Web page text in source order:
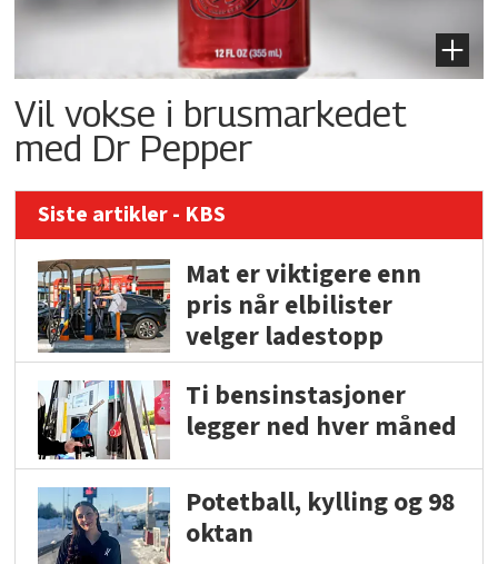
Vil vokse i brusmarkedet
med Dr Pepper
Siste artikler - KBS
Mat er viktigere enn
pris når elbilister
velger ladestopp
Ti bensinstasjoner
legger ned hver måned
Potetball, kylling og 98
oktan